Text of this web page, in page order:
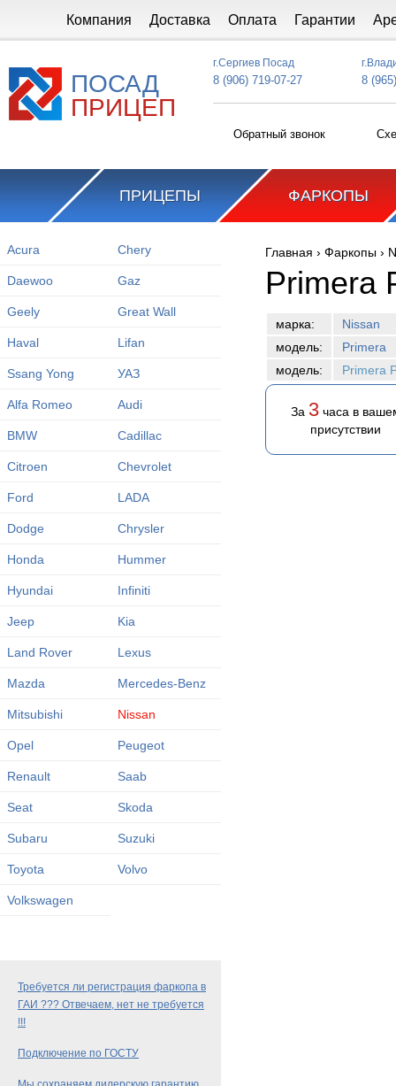
Компания Доставка Оплата Гарантии
ПОСАД
ПРИЦЕП
г.Сергиев Посад
8 (906) 719-07-27 8
Обратный звонок
ПРИЦЕПЫ ФАРКОПЫ
Acura Chery
Daewoo Gaz
Geely Great Wall
Haval Lifan
Ssang Yong УАЗ
Alfa Romeo Audi
BMW Cadillac
Citroen Chevrolet
Ford LADA
Dodge Chrysler
Honda Hummer
Hyundai Infiniti
Jeep Kia
Land Rover Lexus
Mazda Mercedes-Benz
Mitsubishi Nissan
Opel Peugeot
Renault Saab
Seat Skoda
Subaru Suzuki
Toyota Volvo
Volkswagen
Требуется ли регистрация фаркопа в
ГАИ ??? Отвечаем, нет не требуется
!!!
Подключение по ГОСТУ
Вы здесь
Главная › Фаркопы ›
Primera
марка:
Nissan
модель:
Primera
модель:
Primera
За 3часа в
присутствии